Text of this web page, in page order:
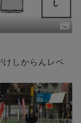
しからんレベ